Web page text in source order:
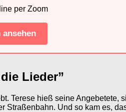
per Zoom
Lieder”
Terese hieß seine Angebetete,
Und so kam es,